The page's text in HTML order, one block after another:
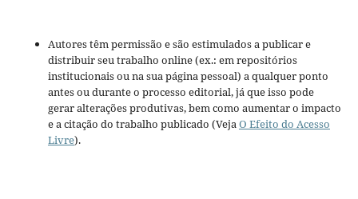
Autores têm permissão e são estimulados a publicar e
distribuir seu trabalho online (ex.: em repositórios
institucionais ou na sua página pessoal) a qualquer ponto
antes ou durante o processo editorial, já que isso pode
gerar alterações produtivas, bem como aumentar o impacto
e a citação do trabalho publicado (VejaO Efeito do Acesso
Livre).